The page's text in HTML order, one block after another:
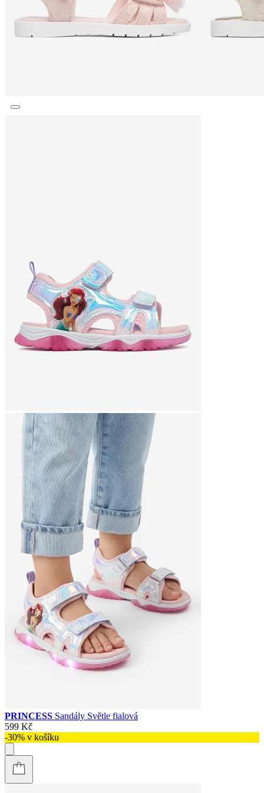
PRINCESS Sandály Světle fialová
599 Kč
-30% v košíku